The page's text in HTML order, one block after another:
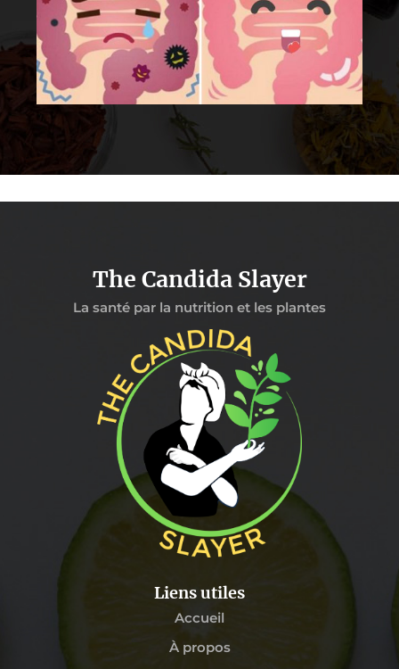
The Candida Slayer
La santé par la nutrition et les plantes
Liens utiles
Accueil
À propos